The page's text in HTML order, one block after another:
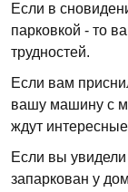
Если в
парковкой - то
трудностей.
Если вам
вашу машину с
ждут
Если вы
запаркован у